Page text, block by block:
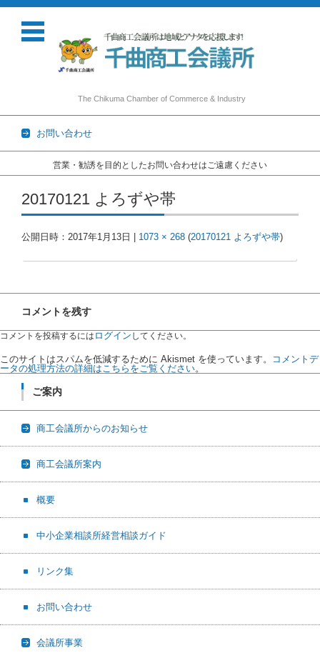
The Chikuma Chamber of Commerce & Industry
お問い合わせ
営業・勧誘を目的としたお問い合わせはご遠慮ください
コンテンツに移動
20170121 よろずや帯
公開日時： 2017年1月13日 1073 × 268 (20170121 よろずや帯)
コメントを残す
コメントを投稿するには ログイン してください。
このサイトはスパムを低減するために Akismet を使っています。
コメントデ
ータの処理方法の詳細はこちらをご覧ください。
ご案内
商工会議所からのお知らせ
商工会議所案内
概要
中小企業相談所経営相談ガイド
リンク集
お問い合わせ
会議所事業